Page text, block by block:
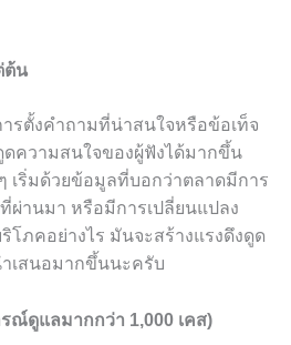
ต้น
รตั้งคำถามที่น่าสนใจหรือข้อเท็จ
ดความสนใจของผู้ฟังได้มากขึ้น
เริ่มด้วยข้อมูลที่บอกว่าตลาดมีการ
ผ่านมา หรือมีการเปลี่ยนแปลง
ภคอย่างไร มันจะสร้างแรงดึงดูด
เสนอมากขึ้นนะครับ
ณ์ดูแลมากกว่า 1,000 เคส)